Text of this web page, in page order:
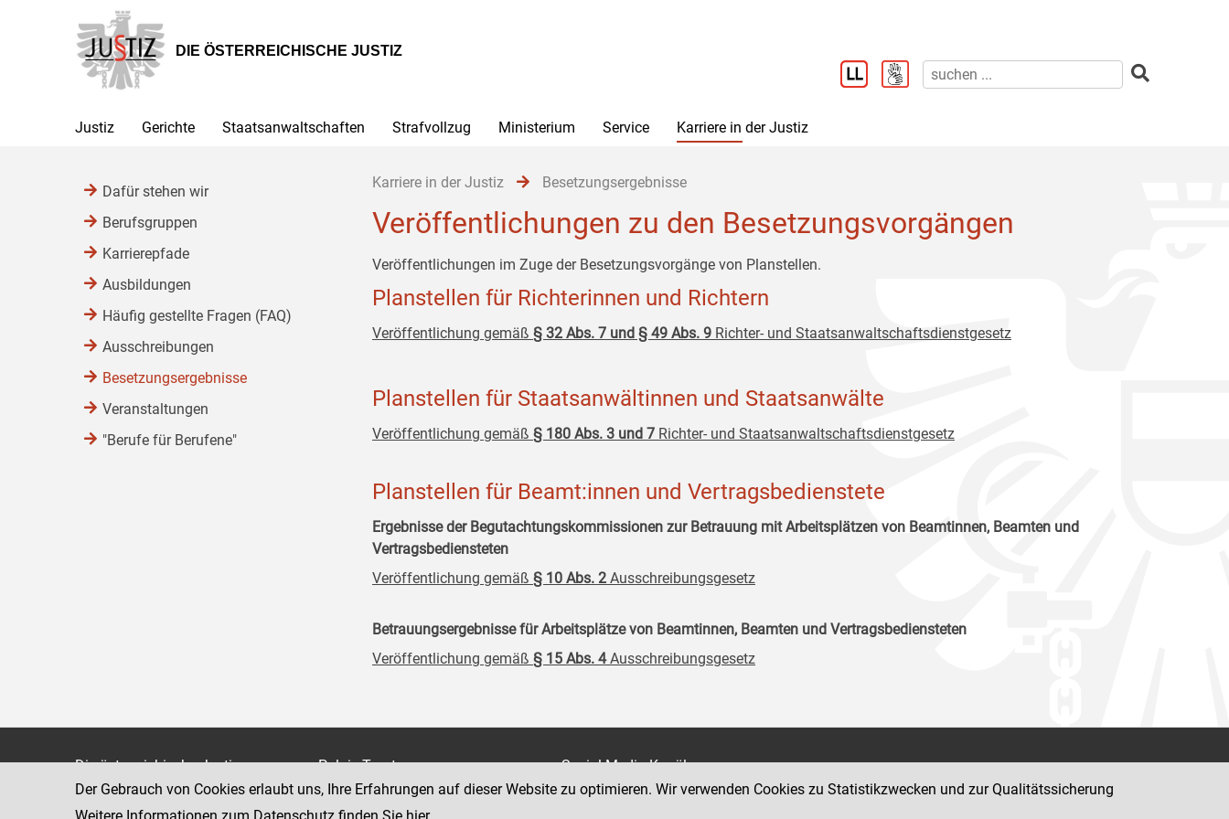
Hauptnavigation
[1]
Inhalt
[2]
Untermenü
[3]
DIE ÖSTERREICHISCHE JUSTIZ
Justiz Gerichte Staatsanwaltschaften Strafvollzug Ministerium Service Karriere in der Justiz
Karriere in der Justiz Besetzungsergebnisse
Veröffentlichungen zu den Besetzungsvorgängen
Veröffentlichungen im Zuge der Besetzungsvorgänge von Planstellen.
Planstellen für Richterinnen und Richtern
Veröffentlichung gemäß § 32 Abs. 7 und § 49 Abs. 9 Richter- und Staatsanwaltschaftsdienstgesetz
Planstellen für Staatsanwältinnen und Staatsanwälte
Veröffentlichung gemäß § 180 Abs. 3 und 7 Richter- und Staatsanwaltschaftsdienstgesetz
Planstellen für Beamt:innen und Vertragsbedienstete
Ergebnisse der Begutachtungskommissionen zur Betrauung mit Arbeitsplätzen von Beamtinnen, Beamten und
Vertragsbediensteten
Veröffentlichung gemäß § 10 Abs. 2 Ausschreibungsgesetz
Betrauungsergebnisse für Arbeitsplätze von Beamtinnen, Beamten und Vertragsbediensteten
Veröffentlichung gemäß § 15 Abs. 4Ausschreibungsgesetz
Dafür stehen wir
Berufsgruppen
Karrierepfade
Ausbildungen
Häufig gestellte Fragen (FAQ)
Ausschreibungen
Besetzungsergebnisse
Veranstaltungen
"Berufe für Berufene"
Die österreichische Justiz
Bundesministerium für Justiz
Palais Trautson
Museumstraße 7
1070 Wien
Social Media Kanäle
der Justiz und des BMJ
Der Gebrauch von Cookies erlaubt uns, Ihre Erfahrungen auf dieser Website zu optimieren. Wir verwenden Cookies zu Statistikzwecken und zur Qualitätssicherung